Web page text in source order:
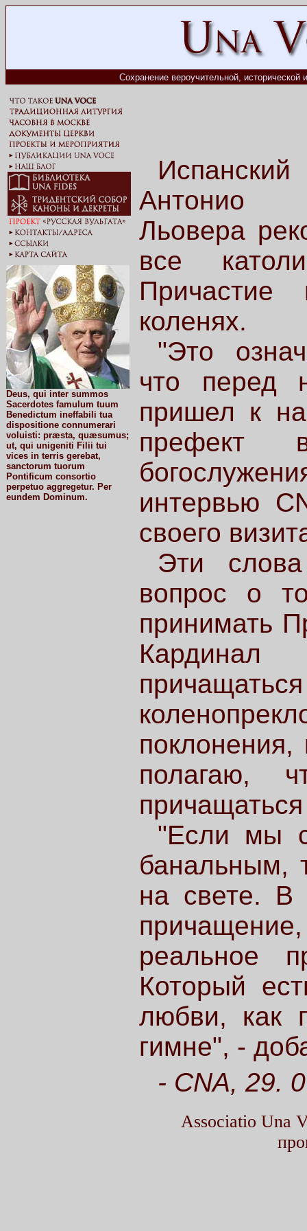
Сохранение вероучительной, исторической
Deus, qui inter summos
Sacerdotes famulum tuum
Benedictum ineffabili tua
dispositione connumerari
voluisti: præsta, quæsumus;
ut, qui unigeniti Filii tui
vices in terris gerebat,
sanctorum tuorum
Pontificum consortio
perpetuo aggregetur. Per
eundem Dominum.
Антонио
Льовера
все
коленях.
"Это
что
пришел к
префект
интервью
своего
Эти
вопрос о
принимать
полагаю,
"Если мы
банальным,
на свете. В
реальное
Который
любви, как
гимне", -
- CNA, 29.
Associatio Una